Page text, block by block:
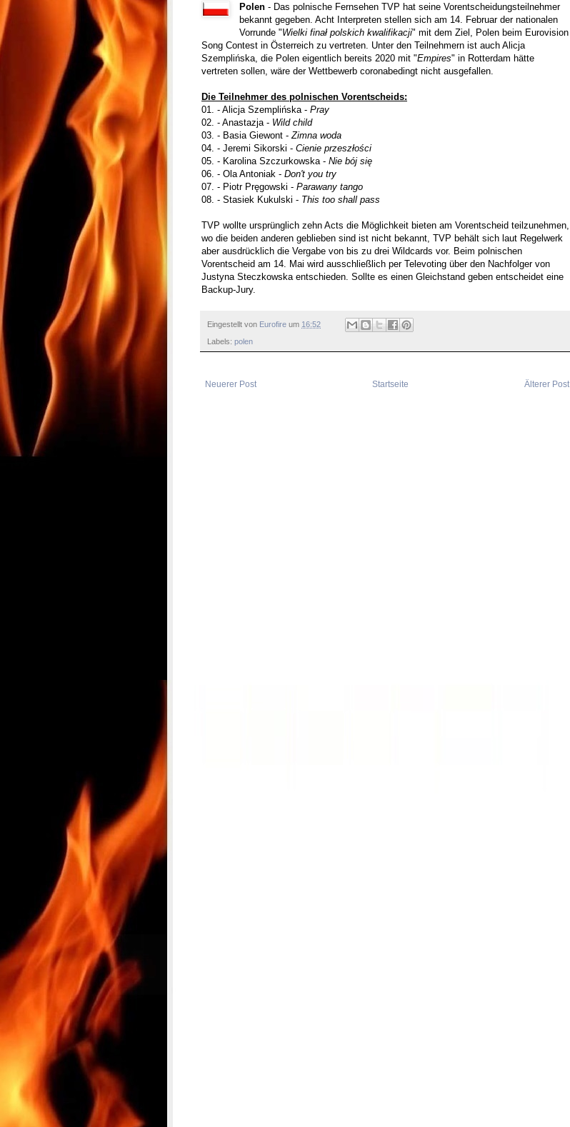
Polen- Das polnische Fernsehen TVP hat seine Vorentscheidungsteilnehmer
bekannt gegeben. Acht Interpreten stellen sich am 14. Februar der nationalen
Vorrunde "Wielki finał polskich kwalifikacji" mit dem Ziel, Polen beim Eurovision
Song Contest in Österreich zu vertreten. Unter den Teilnehmern ist auch Alicja
Szemplińska, die Polen eigentlich bereits 2020 mit "Empires" in Rotterdam hätte
vertreten sollen, wäre der Wettbewerb coronabedingt nicht ausgefallen.
Die Teilnehmer des polnischen Vorentscheids:
01. - Alicja Szemplińska - Pray
02. - Anastazja - Wild child
03. - Basia Giewont - Zimna woda
04. - Jeremi Sikorski - Cienie przeszłości
05. - Karolina Szczurkowska - Nie bój się
06. - Ola Antoniak - Don't you try
07. - Piotr Pręgowski - Parawany tango
08. - Stasiek Kukulski - This too shall pass
TVP wollte ursprünglich zehn Acts die Möglichkeit bieten am Vorentscheid teilzunehmen,
wo die beiden anderen geblieben sind ist nicht bekannt, TVP behält sich laut Regelwerk
aber ausdrücklich die Vergabe von bis zu drei Wildcards vor. Beim polnischen
Vorentscheid am 14. Mai wird ausschließlich per Televoting über den Nachfolger von
Justyna Steczkowska entschieden. Sollte es einen Gleichstand geben entscheidet eine
Backup-Jury.
Eingestellt von Eurofire um 16:52
Labels: polen
Neuerer Post Älterer Post
Startseite